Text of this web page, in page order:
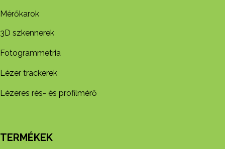
Mérőkarok
3D szkennerek
Fotogrammetria
Lézer trackerek
Lézeres rés- és profilmérő
TERMÉKEK